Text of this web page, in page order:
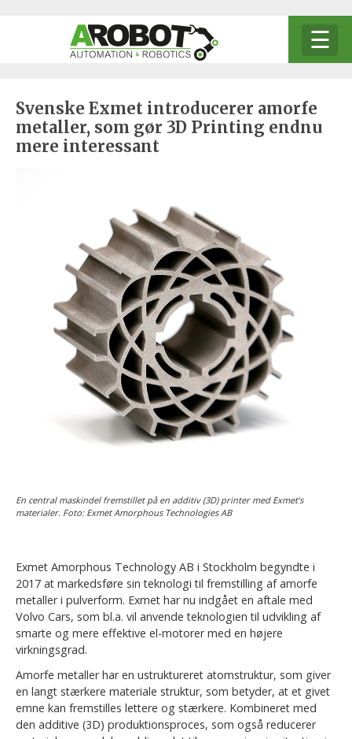
ANNONSERING
KONTAKTA OSS
Svenske Exmet introducerer amorfe
metaller, som gør 3D Printing endnu
mere interessant
En central maskindel fremstillet på en additiv (3D) printer med Exmet’s
materialer. Foto: Exmet Amorphous Technologies AB
Exmet Amorphous Technology AB i Stockholm begyndte i
2017 at markedsføre sin teknologi til fremstilling af amorfe
metaller i pulverform. Exmet har nu indgået en aftale med
Volvo Cars, som bl.a. vil anvende teknologien til udvikling af
smarte og mere effektive el-motorer med en højere
virkningsgrad.
Amorfe metaller har en ustruktureret atomstruktur, som giver
en langt stærkere materiale struktur, som betyder, at et givet
emne kan fremstilles lettere og stærkere. Kombineret med
den additive (3D) produktionsproces, som også reducerer